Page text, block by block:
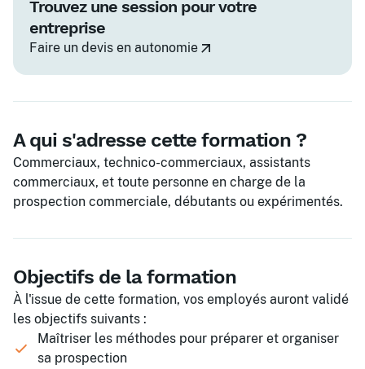
Trouvez une session pour votre
entreprise
Faire un devis en autonomie
A qui s'adresse cette formation ?
Commerciaux, technico-commerciaux, assistants
commerciaux, et toute personne en charge de la
prospection commerciale, débutants ou expérimentés.
Objectifs de la formation
À l'issue de cette formation, vos employés auront validé
les objectifs suivants :
Maîtriser les méthodes pour préparer et organiser
sa prospection